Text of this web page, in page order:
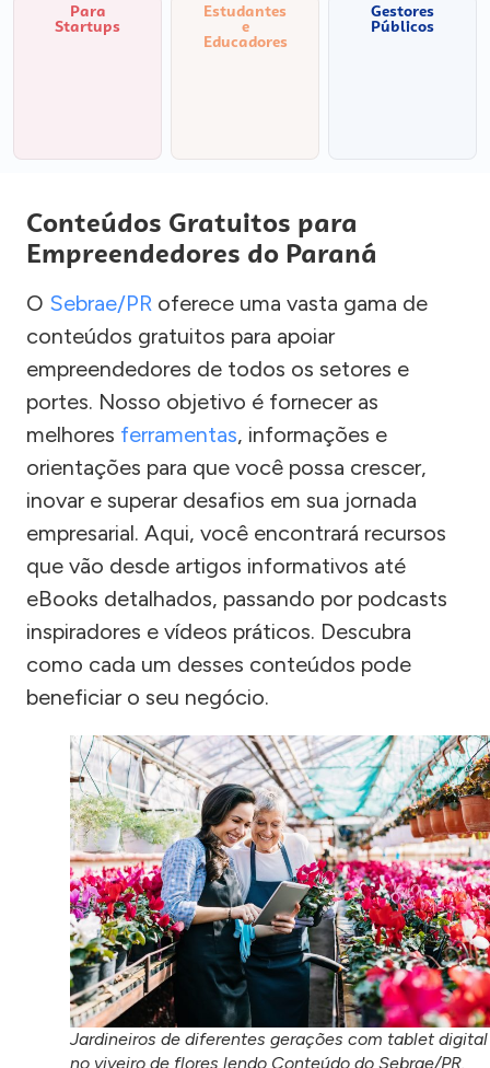
Para
Startups
Estudantes
e
Educadores
Gestores
Públicos
Conteúdos Gratuitos para
Empreendedores do Paraná
O Sebrae/PR oferece uma vasta gama de
conteúdos gratuitos para apoiar
empreendedores de todos os setores e
portes. Nosso objetivo é fornecer as
melhores ferramentas, informações e
orientações para que você possa crescer,
inovar e superar desafios em sua jornada
empresarial. Aqui, você encontrará recursos
que vão desde artigos informativos até
eBooks detalhados, passando por podcasts
inspiradores e vídeos práticos. Descubra
como cada um desses conteúdos pode
beneficiar o seu negócio.
Jardineiros de diferentes gerações com tablet digital
no viveiro de flores lendo Conteúdo do Sebrae/PR.